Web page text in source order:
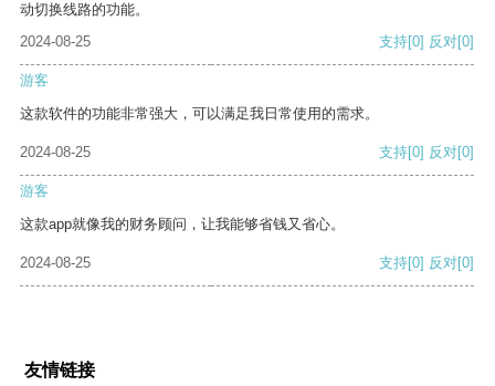
动切换线路的功能。
2024-08-25
支持[0] 反对[0]
游客
这款软件的功能非常强大，可以满足我日常使用的需求。
2024-08-25 支持[0] 反对[0]
游客
这款app就像我的财务顾问，让我能够省钱又省心。
2024-08-25 支持[0] 反对[0]
友情链接